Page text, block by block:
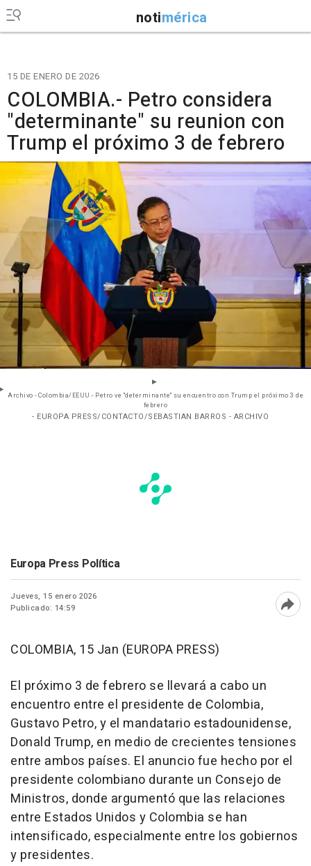
notimérica
15 DE ENERO DE 2026
COLOMBIA.- Petro considera
"determinante" su reunion con
Trump el próximo 3 de febrero
Archivo - Colombia/EEUU.- Petro ve "determinante" su encuentro con Trump el próximo 3 de
febrero
- EUROPA PRESS/CONTACTO/SEBASTIAN BARROS - ARCHIVO
Europa Press Política
Jueves, 15 enero 2026
Publicado: 14:59
COLOMBIA, 15 Jan (EUROPA PRESS)
El próximo 3 de febrero se llevará a cabo un
encuentro entre el presidente de Colombia,
Gustavo Petro, y el mandatario estadounidense,
Donald Trump, en medio de crecientes tensiones
entre ambos países. El anuncio fue hecho por el
presidente colombiano durante un Consejo de
Ministros, donde argumentó que las relaciones
entre Estados Unidos y Colombia se han
intensificado, especialmente entre los gobiernos
y presidentes.